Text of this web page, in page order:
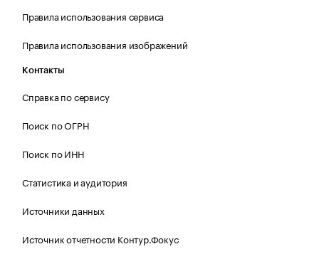
Правила использования сервиса
Правила использования изображений
Контакты
Справка по сервису
Поиск по ОГРН
Поиск по ИНН
Статистика и аудитория
Источники данных
Источник отчетности Контур.Фокус